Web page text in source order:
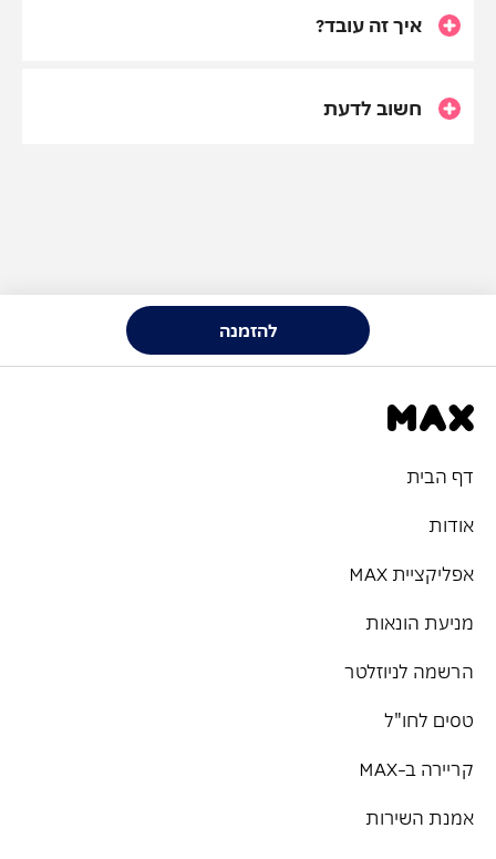
איך זה עובד?
חשוב לדעת
להזמנה
דף הבית
אודות
אפליקציית MAX
מניעת הונאות
הרשמה לניוזלטר
טסים לחו"ל
קריירה ב-MAX
אמנת השירות